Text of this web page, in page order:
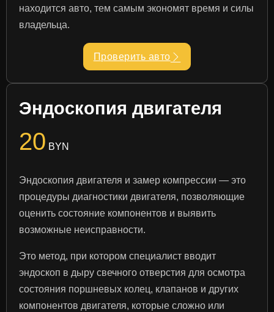
находится авто, тем самым экономят время и силы
владельца.
Проверить авто
Эндоскопия двигателя
20 BYN
Эндоскопия двигателя и замер компрессии — это
процедуры диагностики двигателя, позволяющие
оценить состояние компонентов и выявить
возможные неисправности.
Это метод, при котором специалист вводит
эндоскоп в дыру свечного отверстия для осмотра
состояния поршневых колец, клапанов и других
компонентов двигателя, которые сложно или